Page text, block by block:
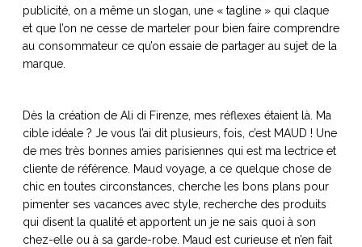
Burano, la palette
de tous les
superlatifs
publicité, on a même un slogan, une « tagline » qui claque
et que l’on ne cesse de marteler pour bien faire comprendre
au consommateur ce qu’on essaie de partager au sujet de la
marque.
Dès la création de Ali di Firenze, mes réflexes étaient là. Ma
cible idéale ? Je vous l’ai dit plusieurs, fois, c’est MAUD ! Une
de mes très bonnes amies parisiennes qui est ma lectrice et
cliente de référence. Maud voyage, a ce quelque chose de
chic en toutes circonstances, cherche les bons plans pour
pimenter ses vacances avec style, recherche des produits
qui disent la qualité et apportent un je ne sais quoi à son
chez-elle ou à sa garde-robe. Maud est curieuse et n’en fait